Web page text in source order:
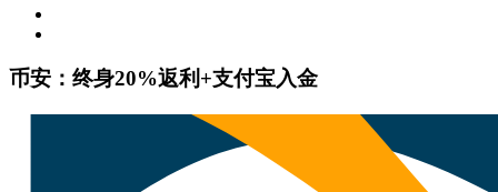
币安：终身20%返利+支付宝入金